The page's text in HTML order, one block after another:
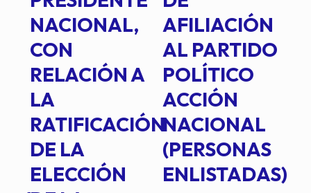
NACIONAL,
CON
RELACIÓN A
LA
RATIFICACIÓN
DE LA
ELECCIÓN
AFILIACIÓN
AL PARTIDO
POLÍTICO
ACCIÓN
NACIONAL
(PERSONAS
ENLISTADAS)